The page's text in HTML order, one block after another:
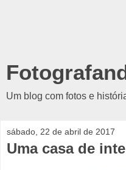
Um blog com fotos e
sábado, 22 de abril de 2017
Uma casa de